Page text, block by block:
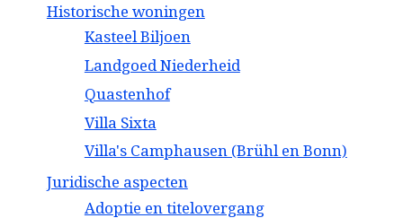
Historische woningen
Kasteel Biljoen
Landgoed Niederheid
Quastenhof
Villa Sixta
Villa's Camphausen (Brühl en Bonn)
Juridische aspecten
Adoptie en titelovergang